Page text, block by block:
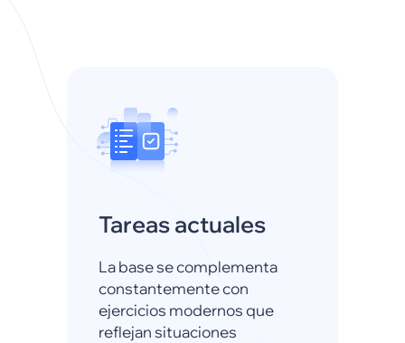
Tareas actuales
La base se complementa
constantemente con
ejercicios modernos que
reflejan situaciones